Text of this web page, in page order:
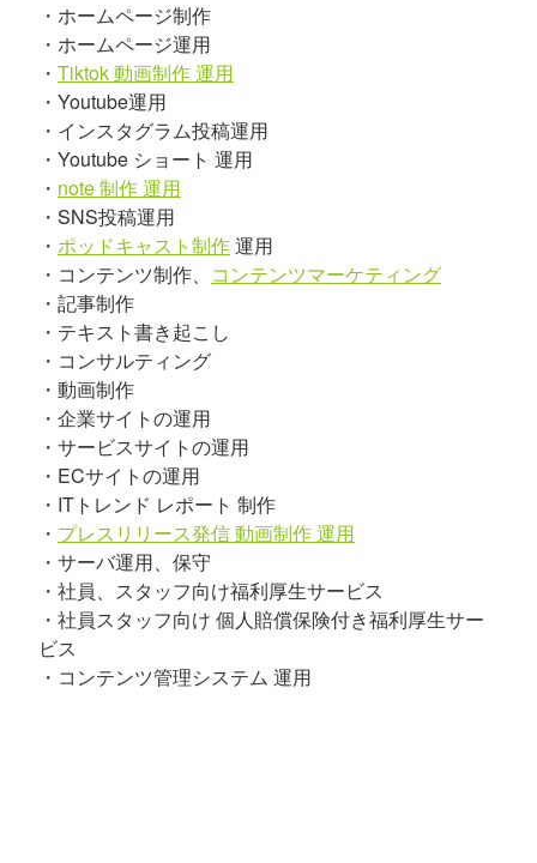
・ホームページ制作
・ホームページ運用
・ Tiktok 動画制作 運用
・Youtube運用
・インスタグラム投稿運用
・Youtube ショート 運用
・ note 制作 運用
・SNS投稿運用
・ ポッドキャスト制作運用
・コンテンツ制作、 コンテンツマーケティング
・記事制作
・テキスト書き起こし
・コンサルティング
・動画制作
・企業サイトの運用
・サービスサイトの運用
・ECサイトの運用
・ITトレンド レポート 制作
・ プレスリリース発信 動画制作 運用
・サーバ運用、保守
・社員、スタッフ向け福利厚生サービス
・社員スタッフ向け 個人賠償保険付き福利厚生サー
ビス
・コンテンツ管理システム 運用